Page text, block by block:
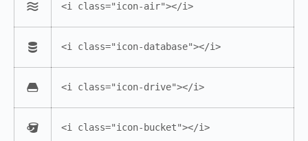
<i class="icon-air"></i>
<i class="icon-database"></i>
<i class="icon-drive"></i>
<i class="icon-bucket"></i>